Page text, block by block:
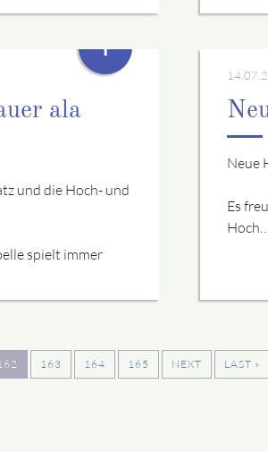
ala
und die Hoch- und
spielt immer
+
Neue
Es
Hoch…
163 164 165 NEXT LAST »